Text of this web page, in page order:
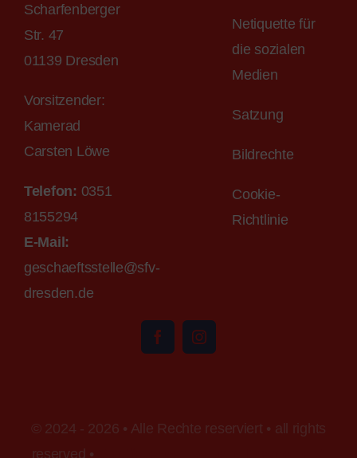
Scharfenberger
Str. 47
01139 Dresden
Vorsitzender:
Kamerad
Carsten Löwe
Telefon: 0351
8155294
E-Mail:
geschaeftsstelle@sfv-
dresden.de
Netiquette für
die sozialen
Medien
Satzung
Bildrechte
Cookie-
Richtlinie
© 2024 - 2026 • Alle Rechte reserviert • all rights
reserved •